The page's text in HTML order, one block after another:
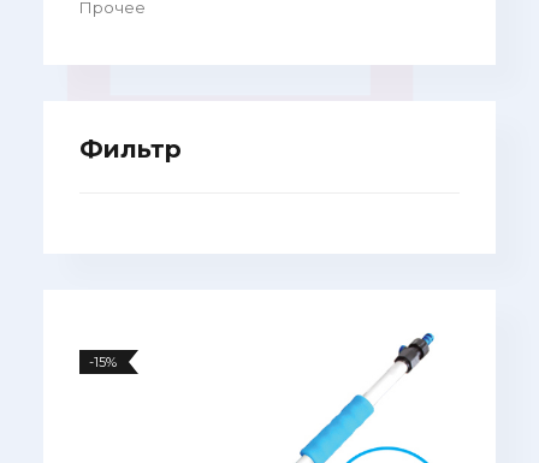
Прочее
Фильтр
-15%